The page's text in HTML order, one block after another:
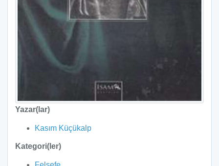
Yazar(lar)
Kasım Küçükalp
Kategori(ler)